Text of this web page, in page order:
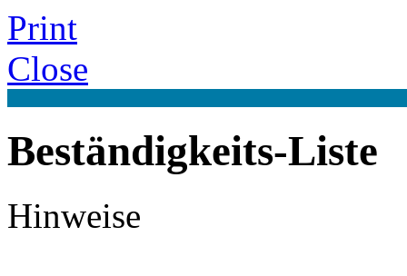
Print
Close
Beständigkeits-Liste
Hinweise